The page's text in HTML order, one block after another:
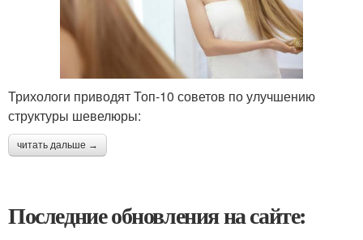
Трихологи приводят Топ-10 советов по улучшению
структуры шевелюры:
читать дальше →
Последние обновления на сайте: